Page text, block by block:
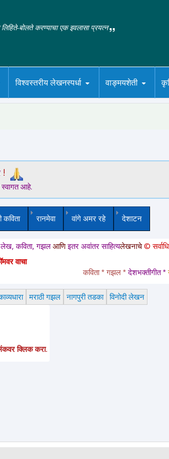
लिहिते-बोलते करण्याचा एक इवलासा प्रयत्न
विश्वस्तरीय लेखनस्पर्धा वाङ्मयशेती
!
आहे.
कविता रानमेवा वांगे अमर रहे देशाटन
गझलआणि इतर अवांतर साहित्यलेखनाचे© सर्वाधिकार
वाचा
कविता * गझल * देशभक्तीगीत *
मराठी गझल नागपुरी तडका विनोदी लेखन
क्लिक करा.